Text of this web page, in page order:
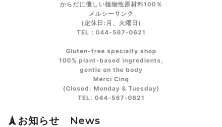
からだに優しい植物性原材料100％
メルシーサンク
(定休日:月、火曜日)
TEL：044-567-0621
Gluten‑free specialty shop
100% plant‑based ingredients,
gentle on the body
Merci Cinq
(Closed: Monday & Tuesday)
TEL: 044‑567‑0621
🗼お知らせ News